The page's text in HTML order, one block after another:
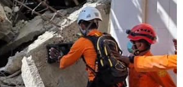
Latinh và Caribe (CEPAL) của
21/4 (giờ địa phương) dự
19 sẽ khiến kinh tế của khu vực
5,3% trong năm 2020 và